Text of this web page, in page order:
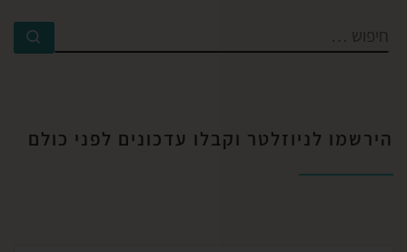
הירשמו לניוזלטר וקבלו עדכונים לפני כולם​